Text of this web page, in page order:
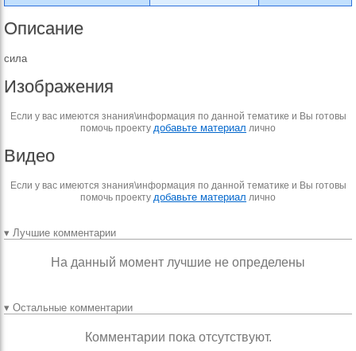
Описание
сила
Изображения
Если у вас имеются знания\информация по данной тематике и Вы готовы
помочь проекту добавьте материал лично
Видео
Если у вас имеются знания\информация по данной тематике и Вы готовы
помочь проекту добавьте материал лично
▾ Лучшие комментарии
На данный момент лучшие не определены
▾ Остальные комментарии
Комментарии пока отсутствуют.